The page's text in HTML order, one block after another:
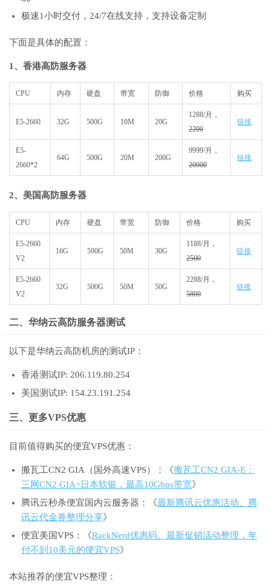
极速1小时交付，24/7在线支持，支持设备定制
下面是具体的配置：
1、香港高防服务器
CPU 内存 硬盘 带宽 防御 价格 购买
E5-2660 32G 500G 10M 20G
1288/月，
2200
链接
E5-
2660*2
64G 500G 20M 200G
9999/月，
20000
链接
2、美国高防服务器
CPU 内存 硬盘 带宽 防御 价格 购买
E5-2660
V2
16G 500G 50M 30G
1188/月，
2500
链接
E5-2660
V2
32G 500G 50M 50G
2288/月，
5800
链接
二、华纳云高防服务器测试
以下是华纳云高防机房的测试IP：
香港测试IP: 206.119.80.254
美国测试IP: 154.23.191.254
三、更多VPS优惠
目前值得购买的便宜VPS优惠：
搬瓦工CN2 GIA（国外高速VPS）：《搬瓦工CN2 GIA-E：
三网CN2 GIA+日本软银，最高10Gbps带宽》
腾讯云秒杀便宜国内云服务器：《最新腾讯云优惠活动、腾
讯云代金券整理分享》
便宜美国VPS：《RackNerd优惠码、最新促销活动整理，年
付不到10美元的便宜VPS》
本站推荐的便宜VPS整理：